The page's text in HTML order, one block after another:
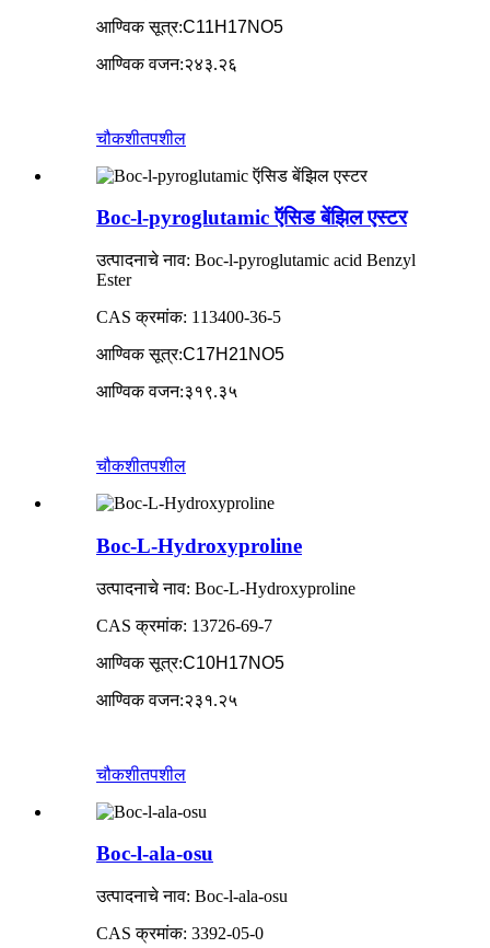
आण्विक सूत्र:C11H17NO5
आण्विक वजन:२४३.२६
चौकशीतपशील
Boc-l-pyroglutamic ऍसिड बेंझिल एस्टर
उत्पादनाचे नाव: Boc-l-pyroglutamic acid Benzyl
Ester
CAS क्रमांक: 113400-36-5
आण्विक सूत्र:C17H21NO5
आण्विक वजन:३१९.३५
चौकशीतपशील
Boc-L-Hydroxyproline
उत्पादनाचे नाव: Boc-L-Hydroxyproline
CAS क्रमांक: 13726-69-7
आण्विक सूत्र:C10H17NO5
आण्विक वजन:२३१.२५
चौकशीतपशील
Boc-l-ala-osu
उत्पादनाचे नाव: Boc-l-ala-osu
CAS क्रमांक: 3392-05-0